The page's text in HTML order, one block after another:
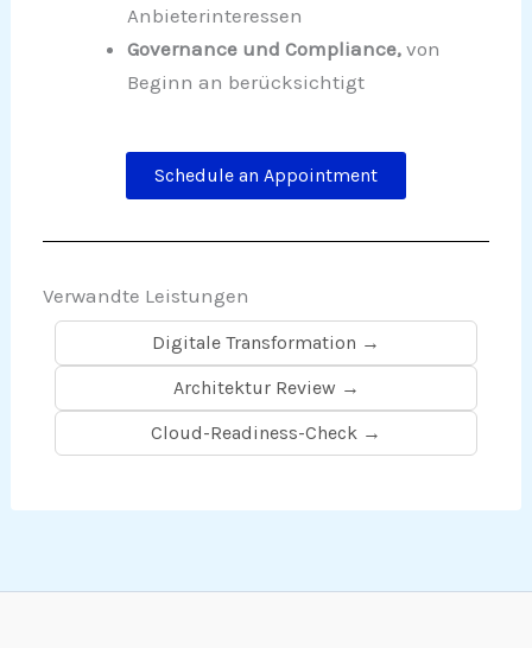
Anbieterinteressen
Governance und Compliance, von
Beginn an berücksichtigt
Schedule an Appointment
Verwandte Leistungen
Digitale Transformation →
Architektur Review →
Cloud-Readiness-Check →